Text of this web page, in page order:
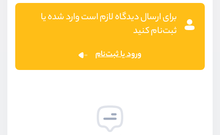
برای ارسال دیدگاه لازم است وارد شده یا
ثبت‌نام کنید
ورود یا ثبت‌نام